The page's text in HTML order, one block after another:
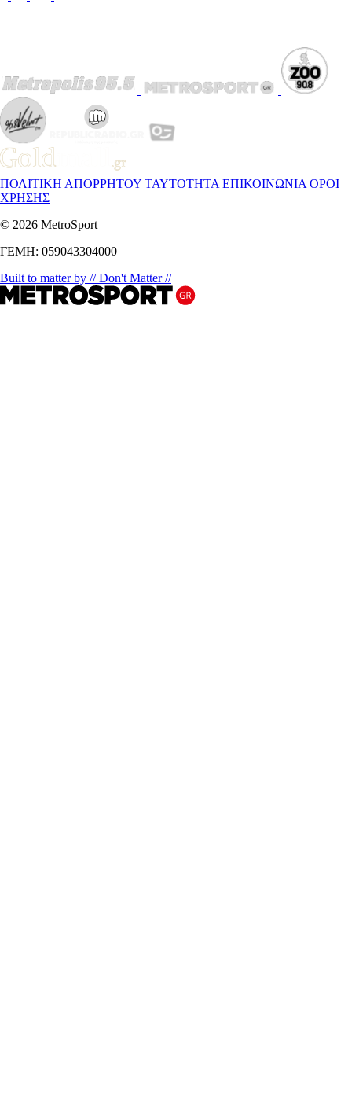
ΠΟΛΙΤΙΚΗ ΑΠΟΡΡΗΤΟΥ ΤΑΥΤΟΤΗΤΑΕΠΙΚΟΙΝΩΝΙΑΟΡΟΙ
ΧΡΗΣΗΣ
© 2026 MetroSport
ΓΕΜΗ: 059043304000
Built to matter by // Don't Matter //